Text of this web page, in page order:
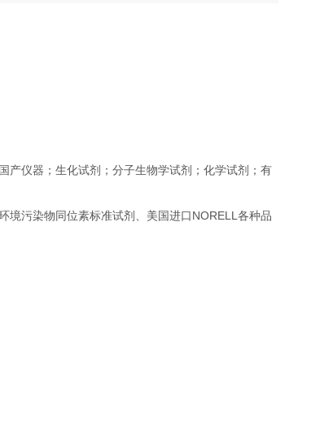
产仪器；生化试剂；分子生物学试剂；化学试剂；有
境污染物同位素标准试剂、美国进口NORELL各种品